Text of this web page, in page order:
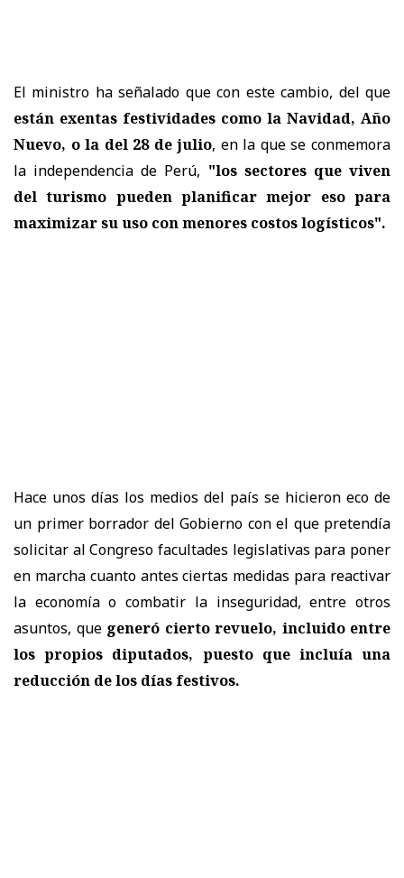
El ministro ha señalado que con este cambio, del que
están exentas festividades como la Navidad, Año
Nuevo, o la del 28 de julio, en la que se conmemora
la independencia de Perú, "los sectores que viven
del turismo pueden planificar mejor eso para
maximizar su uso con menores costos logísticos".
Hace unos días los medios del país se hicieron eco de
un primer borrador del Gobierno con el que pretendía
solicitar al Congreso facultades legislativas para poner
en marcha cuanto antes ciertas medidas para reactivar
la economía o combatir la inseguridad, entre otros
asuntos, que generó cierto revuelo, incluido entre
los propios diputados, puesto que incluía una
reducción de los días festivos.